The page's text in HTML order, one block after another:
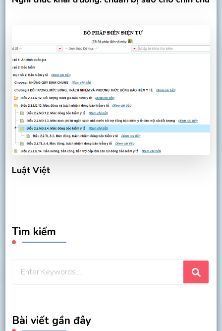
Luật Việt
Tìm kiếm
Bài viết gần đây